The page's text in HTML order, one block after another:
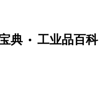
典 工业品百科